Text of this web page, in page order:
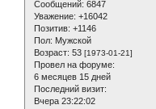
Сообщений: 6847
Уважение: +16042
Позитив: +1146
Пол: Мужской
Возраст: 53 [1973-01-21]
Провел на форуме:
6 месяцев 15 дней
Последний визит:
Вчера 23:22:02